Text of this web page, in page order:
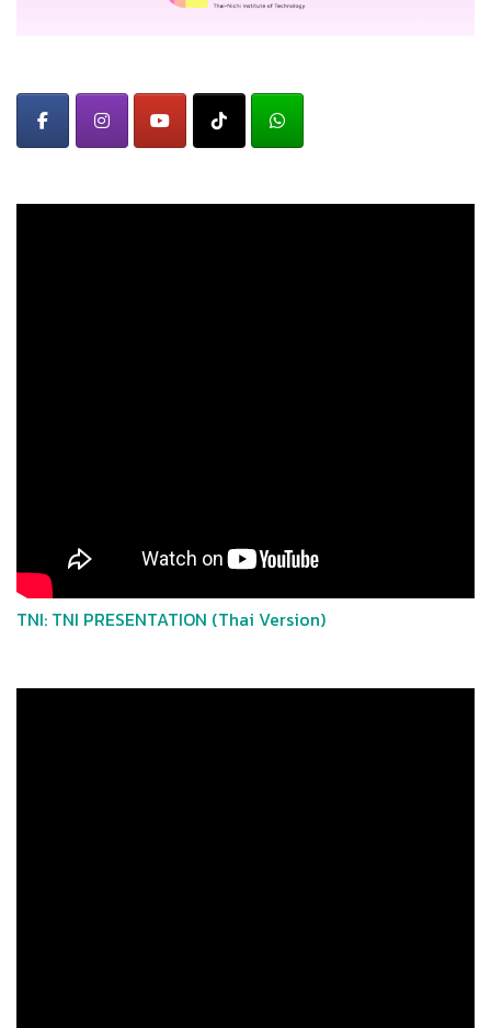
TNI: TNI PRESENTATION (Thai Version)